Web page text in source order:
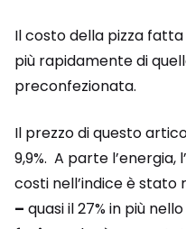
Il costo della pizza
più rapidamente di
preconfezionata.
Il prezzo di questo
9,9%. A parte
costi nell’indice è
– quasi il 27% in più